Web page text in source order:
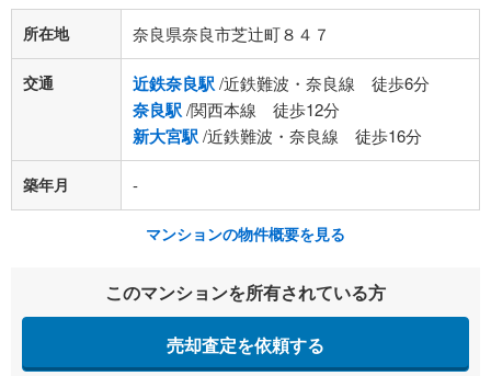
所在地 奈良県奈良市芝辻町８４７
交通 近鉄奈良駅/近鉄難波・奈良線 徒歩6分
奈良駅/関西本線 徒歩12分
新大宮駅/近鉄難波・奈良線 徒歩16分
築年月 -
マンションの物件概要を見る
このマンションを所有されている方
売却査定を依頼する